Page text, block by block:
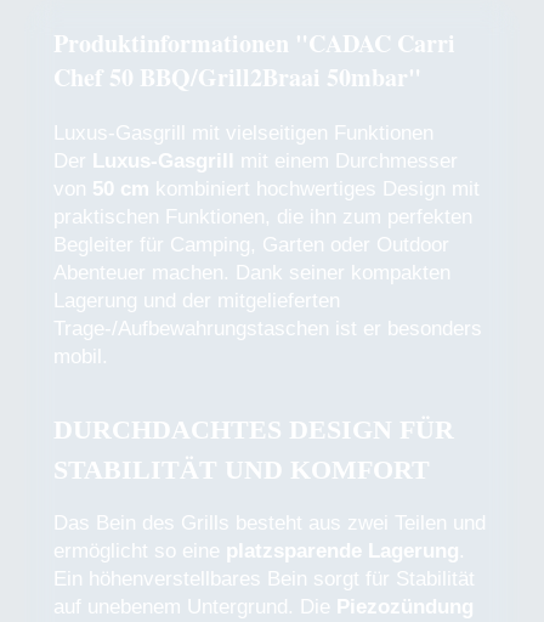
Produktinformationen "CADAC Carri
Chef 50 BBQ/Grill2Braai 50mbar"
Luxus-Gasgrill mit vielseitigen Funktionen
Der Luxus-Gasgrill mit einem Durchmesser
von 50 cm kombiniert hochwertiges Design mit
praktischen Funktionen, die ihn zum perfekten
Begleiter für Camping, Garten oder Outdoor
Abenteuer machen. Dank seiner kompakten
Lagerung und der mitgelieferten
Trage-/Aufbewahrungstaschen ist er besonders
mobil.
DURCHDACHTES DESIGN FÜR
STABILITÄT UND KOMFORT
Das Bein des Grills besteht aus zwei Teilen und
ermöglicht so eine platzsparende Lagerung.
Ein höhenverstellbares Bein sorgt für Stabilität
auf unebenem Untergrund. Die Piezozündung